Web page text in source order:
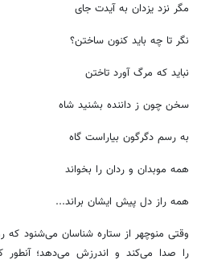
مگر نزد یزدان به آیدت جای
نگر تا چه باید کنون ساختن؟
نباید که مرگ آورد تاختن
سخن چون ز داننده بشنید شاه
به رسم دگرگون بیاراست گاه
همه موبدان و ردان را بخواند
همه راز دل پیش ایشان براند...
وقتی منوچهر از ستاره شناسان می‌شنود
را صدا می‌کند و اندرزش می‌دهد؛